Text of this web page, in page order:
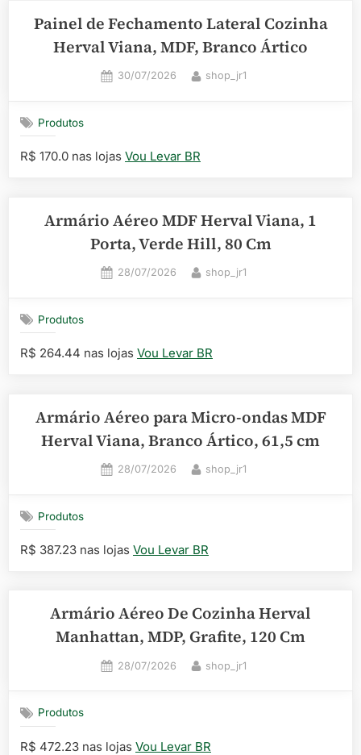
Painel de Fechamento Lateral Cozinha
Herval Viana, MDF, Branco Ártico
Posted
30/07/2026 By
shop_jr1
Produtos
R$ 170.0 nas lojas Vou Levar BR
Armário Aéreo MDF Herval Viana, 1
Porta, Verde Hill, 80 Cm
Posted
28/07/2026 By
shop_jr1
Produtos
R$ 264.44 nas lojas Vou Levar BR
Armário Aéreo para Micro-ondas MDF
Herval Viana, Branco Ártico, 61,5 cm
Posted
28/07/2026 By
shop_jr1
Produtos
R$ 387.23 nas lojas Vou Levar BR
Armário Aéreo De Cozinha Herval
Manhattan, MDP, Grafite, 120 Cm
Posted
28/07/2026 By
shop_jr1
Produtos
R$ 472.23 nas lojas Vou Levar BR